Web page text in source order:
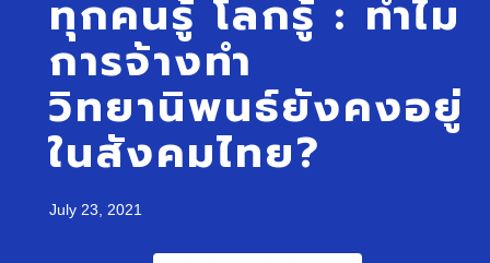
ทุกคนรู้ โลกรู้ : ทำไม
การจ้างทำ
วิทยานิพนธ์ยังคงอยู่
ในสังคมไทย?
July 23, 2021